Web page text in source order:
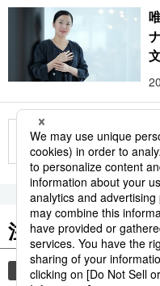
も
注目のキーワー
共同通信ニュース 時